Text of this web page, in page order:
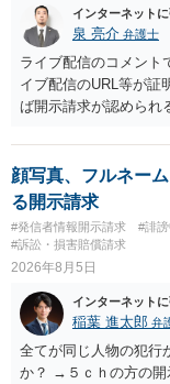
インターネット
泉 亮介 弁護士
ライブ配信のコメント
イブ配信のURL等が証
ば開示請求が認められ
顔写真、フルネー
る開示請求
#発信者情報開示請求 #誹
#訴訟・損害賠償請求
2026年8月5日
インターネット
稲葉 進太郎 弁
全てが同じ人物の犯行
か？ →５ｃｈの方の開